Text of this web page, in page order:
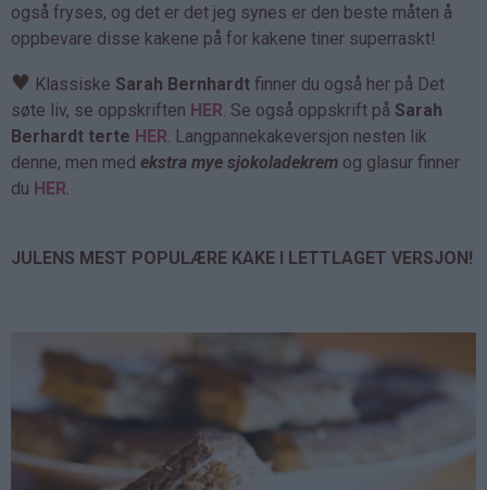
også fryses, og det er det jeg synes er den beste måten å
oppbevare disse kakene på for kakene tiner superraskt!
♥ Klassiske Sarah Bernhardt finner du også her på Det
søte liv, se oppskriften HER. Se også oppskrift på Sarah
Berhardt terte HER. Langpannekakeversjon nesten lik
denne, men med ekstra mye sjokoladekrem og glasur finner
du HER.
JULENS MEST POPULÆRE KAKE I LETTLAGET VERSJON!